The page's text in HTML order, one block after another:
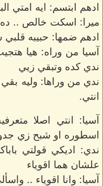
ادهم ابتسم: ايه امتي
ميرا: اسكت خالص .. ده
ادهم ضمها: حبيبه قلبي
آسيا من وراه: هيا
ندي كده وتبقي زيي
ندي من وراها: وليه
انتي.
آسيا: انتي اصلا
اسطوره او شبح زي
ندي: اديكي قولتي
علشان هما اقوياء
آسيا: وانا اقوياء ..